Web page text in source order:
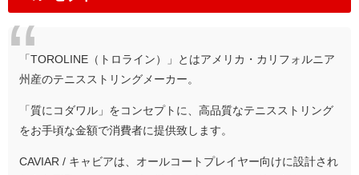
「TOROLINE（トロライン）」とはアメリカ・カリフォルニア
州産のテニスストリングメーカー。
「質にコダワル」をコンセプトに、高品質なテニスストリング
をお手頃な金額で消費者に提供致します。
CAVIAR / キャビアは、オールコートプレイヤー向けに設計され